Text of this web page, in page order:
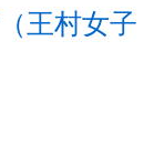
王村女子